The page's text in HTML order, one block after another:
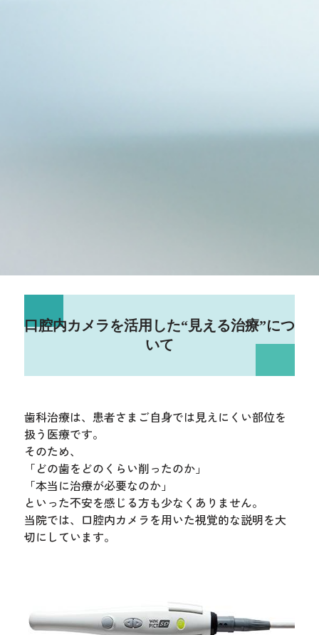
口腔内カメラを活用した“見える治療”につ
いて
歯科治療は、患者さまご自身では見えにくい部位を
扱う医療です。
そのため、
「どの歯をどのくらい削ったのか」
「本当に治療が必要なのか」
といった不安を感じる方も少なくありません。
当院では、口腔内カメラを用いた視覚的な説明を大
切にしています。